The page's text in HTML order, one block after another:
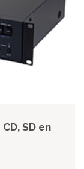
SD en